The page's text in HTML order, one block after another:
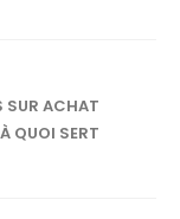
SUR ACHAT
QUOI SERT